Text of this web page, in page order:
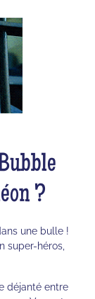
?
une bulle !
super-héros,
déjanté entre